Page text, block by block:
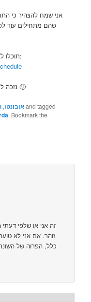
אני שמח להצהיר כי
שהם מתחילים עוד
תוכלו לצפות בלוח הזמנים (וגם להוריד אותו) מכאן:
נזכה לראות את האלפה הראשונה “כבר” בדצמבר 🙂
אובונטו, and tagged
. Bookmark the
זה אני או שלפי
זוהר. אם אני לא
כלל, הפרוה של